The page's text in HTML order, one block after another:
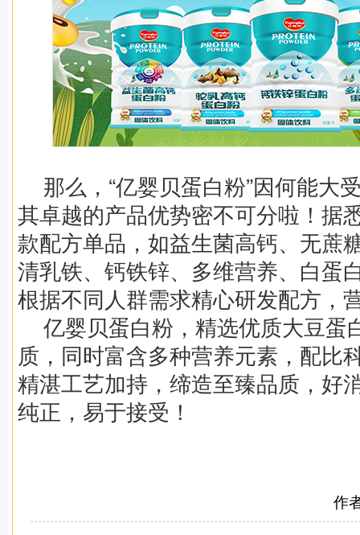
那么，“亿婴贝蛋白粉”因何能大
其卓越的产品优势密不可分啦！据
款配方单品，如益生菌高钙、无蔗
清乳铁、钙铁锌、多维营养、白蛋
根据不同人群需求精心研发配方，
亿婴贝蛋白粉，精选优质大豆蛋
质，同时富含多种营养元素，配比
精湛工艺加持，缔造至臻品质，好
纯正，易于接受！
作